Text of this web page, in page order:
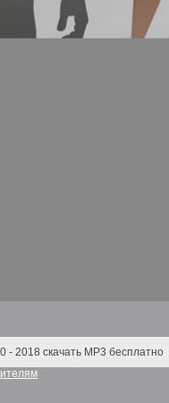
- 2018 скачать MP3 бесплатно